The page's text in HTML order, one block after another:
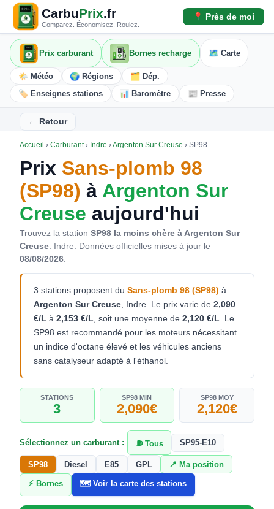
CarbuPrix.fr
Comparez. Économisez. Roulez.
📍 Près de moi
Prix carburant Bornes recharge 🗺️ Carte
🌤️ Météo 🌍 Régions
🗂️ Dép.
🏷️ Enseignes stations
📊 Baromètre 📰 Presse
← Retour
Accueil › Carburant› Indre ›Argenton Sur Creuse › SP98
Prix Sans-plomb 98
(SP98) à Argenton Sur
Creuse aujourd'hui
Trouvez la station SP98 la moins chère à Argenton Sur
Creuse. Indre. Données officielles mises à jour le
08/08/2026.
3 stations proposent du Sans-plomb 98 (SP98) à
Argenton Sur Creuse, Indre. Le prix varie de 2,090
€/L à 2,153 €/L, soit une moyenne de 2,120 €/L. Le
SP98 est recommandé pour les moteurs nécessitant
un indice d'octane élevé et les véhicules anciens
sans catalyseur adapté à l'éthanol.
STATIONS
3
SP98 MIN
2,090€
SP98 MOY
2,120€
Sélectionnez un carburant : ⛽ Tous SP95-E10
SP98 Diesel E85 GPL 📍 Ma position
⚡ Bornes 🗺️ Voir la carte des stations